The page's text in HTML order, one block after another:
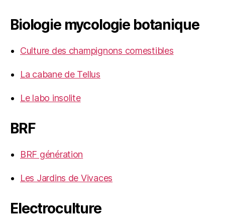
Biologie mycologie botanique
Culture des champignons comestibles
La cabane de Tellus
Le labo insolite
BRF
BRF génération
Les Jardins de Vivaces
Electroculture